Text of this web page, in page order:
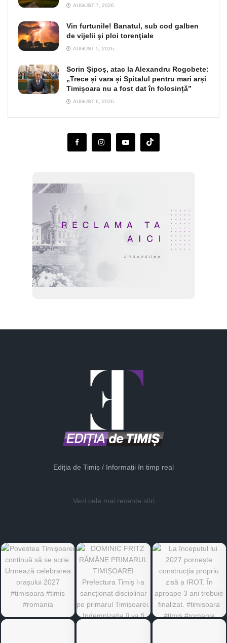
AUGUST 7, 2026
Vin furtunile! Banatul, sub cod galben
de vijelii şi ploi torenţiale
AUGUST 5, 2026
Sorin Şipoş, atac la Alexandru Rogobete:
„Trece și vara și Spitalul pentru mari arși
Timișoara nu a fost dat în folosință”
AUGUST 6, 2026
Ediția de Timiș / Informații în timp real
Vezi cele mai recente știri